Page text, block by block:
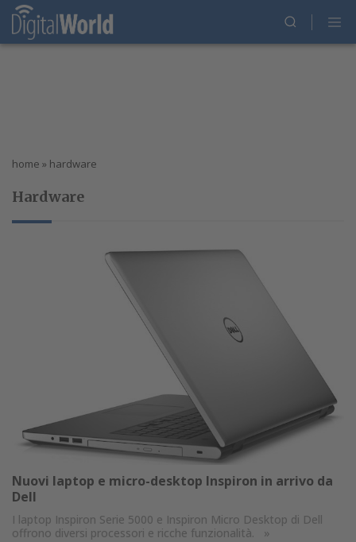
home » hardware
Hardware
Nuovi laptop e micro-desktop Inspiron in arrivo da
Dell
I laptop Inspiron Serie 5000 e Inspiron Micro Desktop di Dell
offrono diversi processori e ricche funzionalità.
»